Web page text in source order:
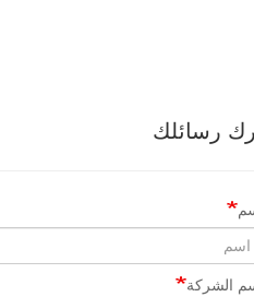
رسائلك
الشركة